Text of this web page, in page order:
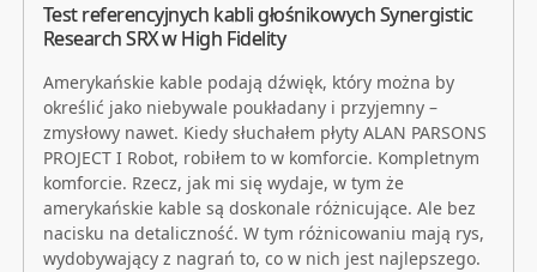
Test referencyjnych kabli głośnikowych Synergistic
Research SRX w High Fidelity
Amerykańskie kable podają dźwięk, który można by
określić jako niebywale poukładany i przyjemny –
zmysłowy nawet. Kiedy słuchałem płyty ALAN PARSONS
PROJECT I Robot, robiłem to w komforcie. Kompletnym
komforcie. Rzecz, jak mi się wydaje, w tym że
amerykańskie kable są doskonale różnicujące. Ale bez
nacisku na detaliczność. W tym różnicowaniu mają rys,
wydobywający z nagrań to, co w nich jest najlepszego.